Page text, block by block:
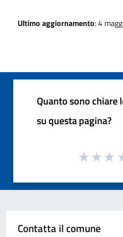
Ultimo aggiornamento: 4
Quanto sono
su questa pagina?
Contatta il comune